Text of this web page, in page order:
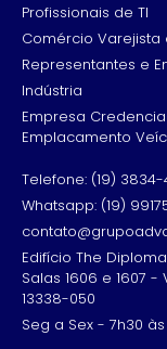
Profissionais de TI
Comércio Varejista
Representantes e
Indústria
Empresa
Emplacamento
Telefone: (19) 3834-
Whatsapp: (19)
Edifício The
Salas 1606 e 1607
13338-050
Seg a Sex - 7h30 às